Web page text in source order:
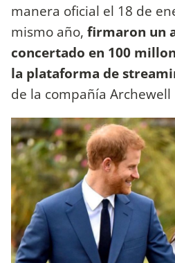
manera oficial el 18 de
mismo año, firmaron un
concertado en 100
la plataforma de
de la compañía